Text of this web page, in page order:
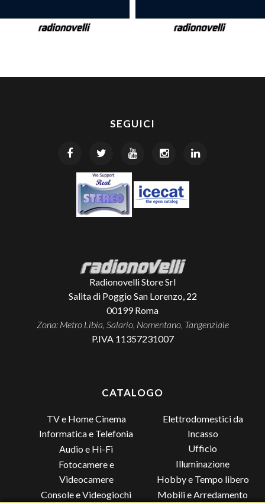
SEGUICI
Radionovelli Store Srl
Salita di Poggio San Lorenzo, 22
00199 Roma
Zona: Metro Libia, Salario, Nomentano, Tangenziale
P.IVA 11357231007
CATALOGO
TV e Home Cinema
Informatica e Telefonia
Audio e Hi-Fi
Fotocamere e
Videocamere
Console e Videogiochi
Elettrodomestici da
Incasso
Ufficio
Illuminazione
Hobby e Tempo libero
Mobili e Arredamento